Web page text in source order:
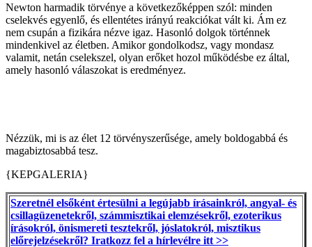
Newton harmadik törvénye a következőképpen szól: minden
cselekvés egyenlő, és ellentétes irányú reakciókat vált ki. Ám ez
nem csupán a fizikára nézve igaz. Hasonló dolgok történnek
mindenkivel az életben. Amikor gondolkodsz, vagy mondasz
valamit, netán cselekszel, olyan erőket hozol működésbe ez által,
amely hasonló válaszokat is eredményez.
Nézzük, mi is az élet 12 törvényszerűsége, amely boldogabbá és
magabiztosabbá tesz.
{KEPGALERIA}
Szeretnél elsőként értesülni a legújabb írásainkról, angyal- és
csillagüzenetekről, számmisztikai elemzésekről, ezoterikus
írásokról, önismereti tesztekről, jóslatokról, misztikus
előrejelzésekről? Iratkozz fel a hírlevélre itt >>